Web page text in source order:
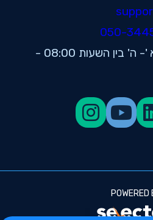
050-
בימים א '- ה' בין השעות 08:00 -
POWERED